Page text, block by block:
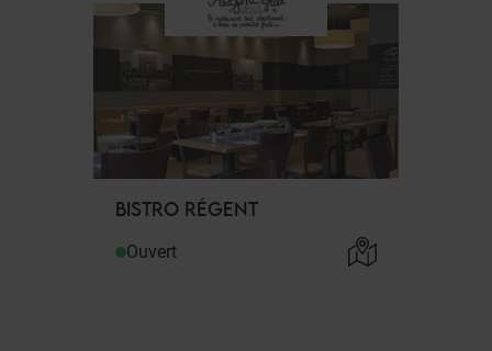
BISTRO RÉGENT
Ouvert